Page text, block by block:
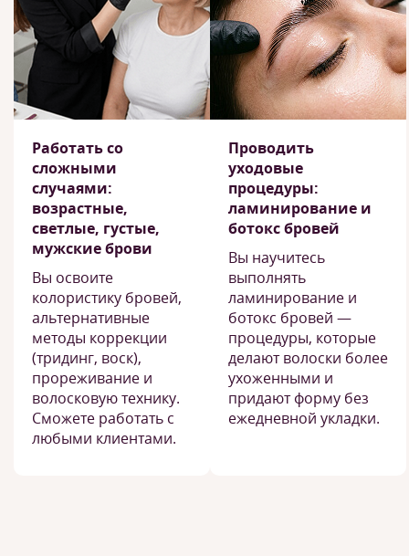
Работать со
сложными
случаями:
возрастные,
светлые, густые,
мужские брови
Вы освоите
колористику бровей,
альтернативные
методы коррекции
(тридинг, воск),
прореживание и
волосковую технику.
Сможете работать с
любыми клиентами.
Проводить
уходовые
процедуры:
ламинирование и
ботокс бровей
Вы научитесь
выполнять
ламинирование и
ботокс бровей —
процедуры, которые
делают волоски более
ухоженными и
придают форму без
ежедневной укладки.